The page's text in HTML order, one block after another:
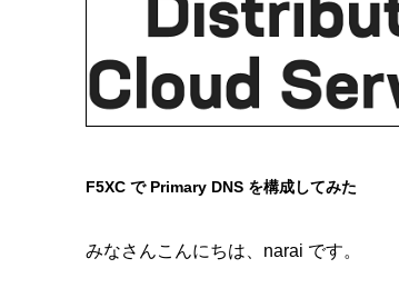
F5XC で Primary DNS を構成してみた
みなさんこんにちは、narai です。